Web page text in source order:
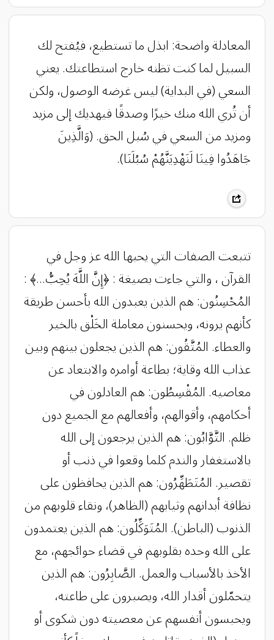
المعادلة واضحة: ابذل ما تستطيع، فيُفتح لك
السبيل لما كنت تظنه خارج استطاعتك. يعني
السعي (في البداية) ليس غرضه الوصول، ولكن
أن تُري الله منك خيرًا وصدقًا فيهديك إلى مزيد
ومزيد من السعي في سُبل الحق. (وَالَّذِينَ
جَاهَدُوا فِينَا لَنَهْدِيَنَّهُمْ سُبُلَنَا).
تتبعت الصفات التي يحبها الله عز وجل في
القرآن ، والتي جاءت بصيغة : ﴿إِنَّ اللَّهَ يُحِبُّ...﴾ :
المُحْسِنُون: هم الذين يعبدون الله بأحسن طريقة
كأنهم يرونه، ويحسنون معاملة الخَلْق بالخير
والعطاء. المُتَّقُون: هم الذين يجعلون بينهم وبين
عذاب الله وقاية؛ بطاعة أوامره والابتعاد عن
معاصيه. المُقْسِطُون: هم العادلون في
أحكامهم، وأقوالهم، وأفعالهم مع الجميع دون
ظلم. التَّوَّابُون: هم الذين يرجعون إلى الله
بالاستغفار والندم كلما وقعوا في ذنب أو
تقصير. المُتَطَهِّرُون: هم الذين يحافظون على
نظافة أبدانهم وثيابهم (الظاهر)، ونقاء قلوبهم من
الذنوب (الباطن). المُتَوَكِّلُون: هم الذين يعتمدون
على الله وحده بقلوبهم في قضاء حوائجهم، مع
الأخذ بالأسباب والعمل. الصَّابِرُون: هم الذين
يتحمّلون أقدار الله، ويصبرون على طاعته،
ويحبسون أنفسهم عن معصيته دون شكوى أو